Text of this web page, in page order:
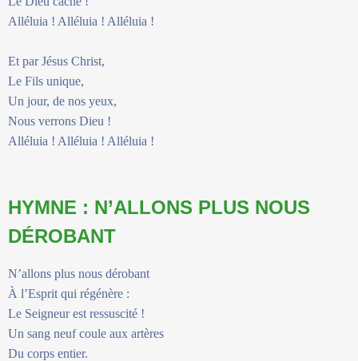
Alléluia ! Alléluia ! Alléluia !
Et par Jésus Christ,
Le Fils unique,
Un jour, de nos yeux,
Nous verrons Dieu !
Alléluia ! Alléluia ! Alléluia !
HYMNE : N’ALLONS PLUS NOUS
DÉROBANT
N’allons plus nous dérobant
À l’Esprit qui régénère :
Le Seigneur est ressuscité !
Un sang neuf coule aux artères
Du corps entier.